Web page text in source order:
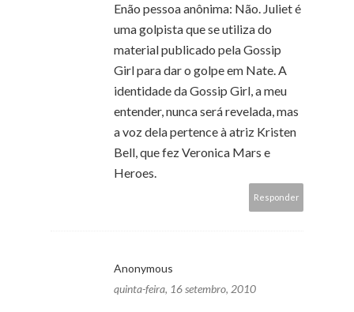
Enão pessoa anônima: Não. Juliet é
uma golpista que se utiliza do
material publicado pela Gossip
Girl para dar o golpe em Nate. A
identidade da Gossip Girl, a meu
entender, nunca será revelada, mas
a voz dela pertence à atriz Kristen
Bell, que fez Veronica Mars e
Heroes.
Responder
Anonymous
quinta-feira, 16 setembro, 2010